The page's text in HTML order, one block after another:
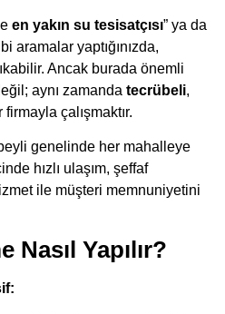
en yakın su tesisatçısı” ya da
aramalar yaptığınızda,
Ancak burada önemli
aynı zamanda tecrübeli,
firmayla çalışmaktır.
genelinde her mahalleye
hızlı ulaşım, şeffaf
ile müşteri memnuniyetini
Nasıl Yapılır?